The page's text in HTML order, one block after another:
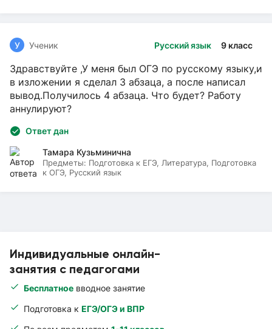
Индивидуальные онлайн-
занятия с педагогами
Бесплатное вводное занятие
Подготовка к ЕГЭ/ОГЭ и ВПР
Русский язык 9 класс
У Ученик
Здравствуйте ,У меня был ОГЭ по русскому языку,и
в изложении я сделал 3 абзаца, а после написал
вывод.Получилось 4 абзаца. Что будет? Работу
аннулируют?
Ответ дан
Тамара Кузьминична
Предметы: Подготовка к ЕГЭ, Литература, Подготовка
к ОГЭ, Русский язык